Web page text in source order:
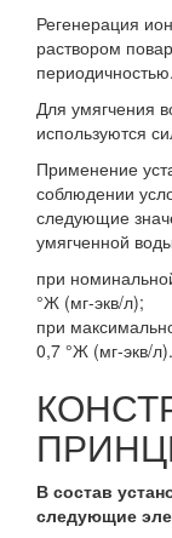
Регенерация
раствором
периодичностью.
Для умягчения
используются
Применение
соблюдении
следующие
умягченной
при
°Ж (мг-экв/л);
при
0,7 °Ж (мг-экв/л).
В состав
следующие